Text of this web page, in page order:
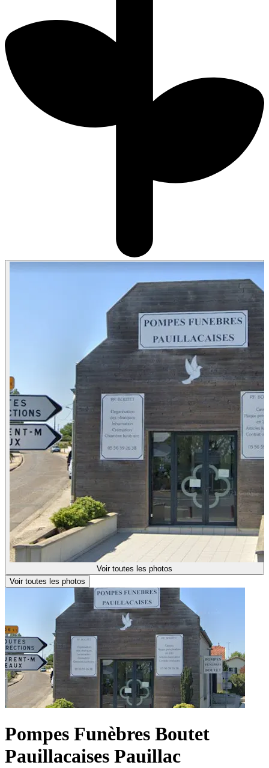
Voir toutes les photos
Voir toutes les photos
Pompes Funèbres Boutet
Pauillacaises Pauillac